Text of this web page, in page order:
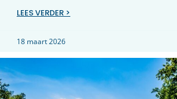
LEES VERDER >
18 maart 2026